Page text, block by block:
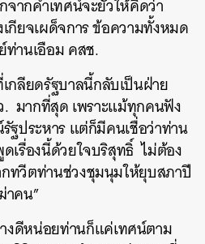
จากคำเทศน์จะยั่วให้คิดว่า
กียจเผด็จการ ข้อความทั้งหมด
านเอือม คสช.
กลียดรัฐบาลนี้กลับเป็นฝ่าย
. มากที่สุด เพราะแม้ทุกคนฟัง
ฐประหาร แต่ก็มีคนเชื่อว่าท่าน
เรื่องนี้ด้วยใจบริสุทธิ์ ไม่ต้อง
ทวีตท่านช่วงชุมนุมให้ยุบสภาปี
าคน”
งดีหน่อยท่านก็แค่เทศน์ตาม